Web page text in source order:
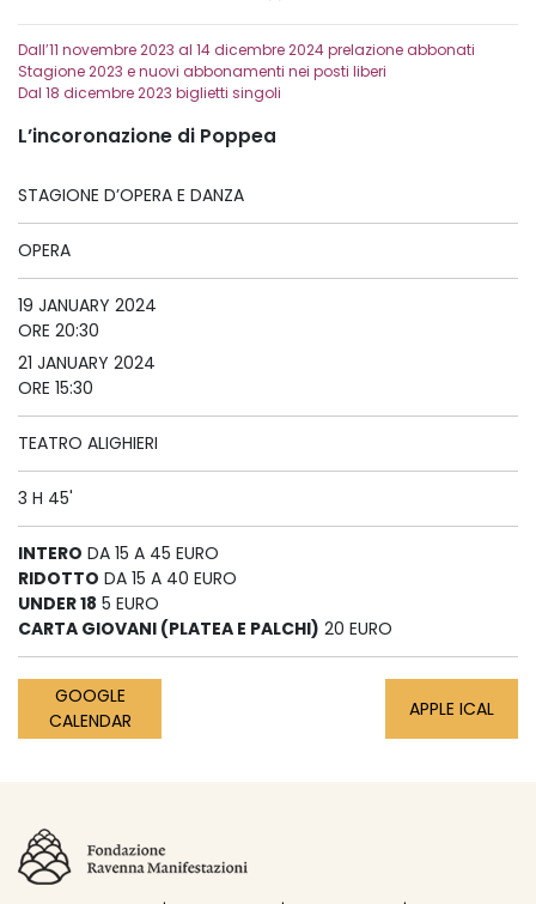
Dall’11 novembre 2023 al 14 dicembre 2024 prelazione abbonati
Stagione 2023 e nuovi abbonamenti nei posti liberi
Dal 18 dicembre 2023 biglietti singoli
L’incoronazione di Poppea
STAGIONE D’OPERA E DANZA
OPERA
19 JANUARY 2024
ORE 20:30
21 JANUARY 2024
ORE 15:30
TEATRO ALIGHIERI
3 H 45'
INTERO DA 15 A 45 EURO
RIDOTTO DA 15 A 40 EURO
UNDER 18 5 EURO
CARTA GIOVANI (PLATEA E PALCHI) 20 EURO
GOOGLE
CALENDAR
APPLE ICAL